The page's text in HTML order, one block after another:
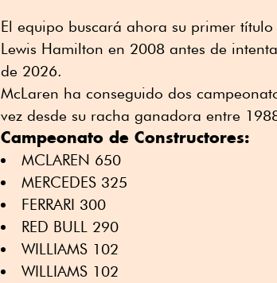
El equipo buscará ahora su primer
Lewis Hamilton en 2008 antes de
de 2026.
McLaren ha conseguido dos
vez desde su racha ganadora entre
Campeonato de Constructores:
MCLAREN 650
MERCEDES 325
FERRARI 300
RED BULL 290
WILLIAMS 102
WILLIAMS 102